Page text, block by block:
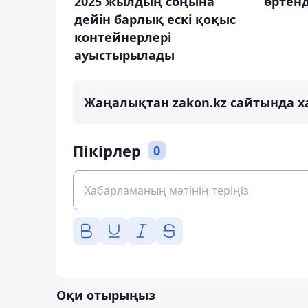
дейін барлық ескі қоқыс
контейнерлері
ауыстырылады
Жаңалықтан zakon.kz сайтында
Пікірлер 0
Оқи отырыңыз